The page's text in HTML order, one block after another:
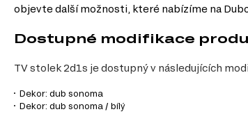
objevte další možnosti, které nabízíme na
Dostupné modifikace
TV stolek 2d1s je dostupný v následujících
Dekor: dub sonoma
Dekor: dub sonoma / bílý